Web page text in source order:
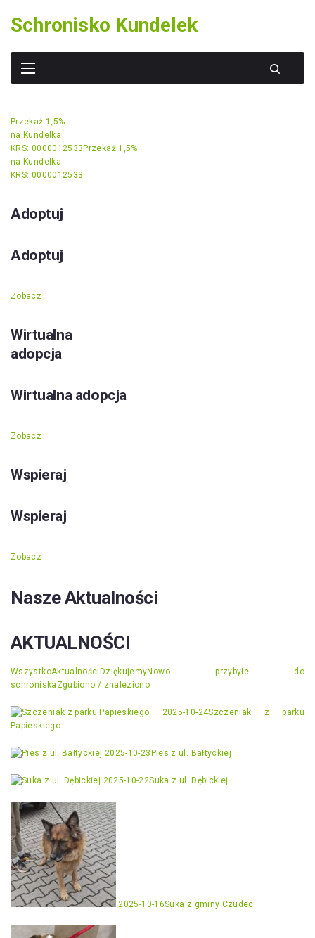
content
Schronisko Kundelek
Przekaż 1,5%
na Kundelka
KRS: 0000012533 Przekaż 1,5%
na Kundelka
KRS: 0000012533
Adoptuj
Adoptuj
Zobacz
Wirtualna
adopcja
Wirtualna adopcja
Zobacz
Wspieraj
Wspieraj
Zobacz
Nasze Aktualności
AKTUALNOŚCI
WszystkoAktualności DziękujemyNowo przybyłe do
schroniska Zgubiono / znaleziono
2025-10-24Szczeniak z parku
Papieskiego
2025-10-23 Pies z ul. Bałtyckiej
2025-10-22Suka z ul. Dębickiej
2025-10-16Suka z gminy Czudec